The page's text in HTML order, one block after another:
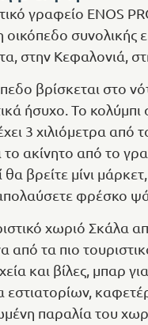
γραφείο ENOS
συνολικής
στην Κεφαλονιά,
βρίσκεται στο
ήσυχο. Το
3 χιλιόμετρα από
το ακίνητο από το
θα βρείτε μίνι
φρέσκο
χωριό Σκάλα
από τα πιο
και βίλες, μπαρ
εστιατορίων,
παραλία του